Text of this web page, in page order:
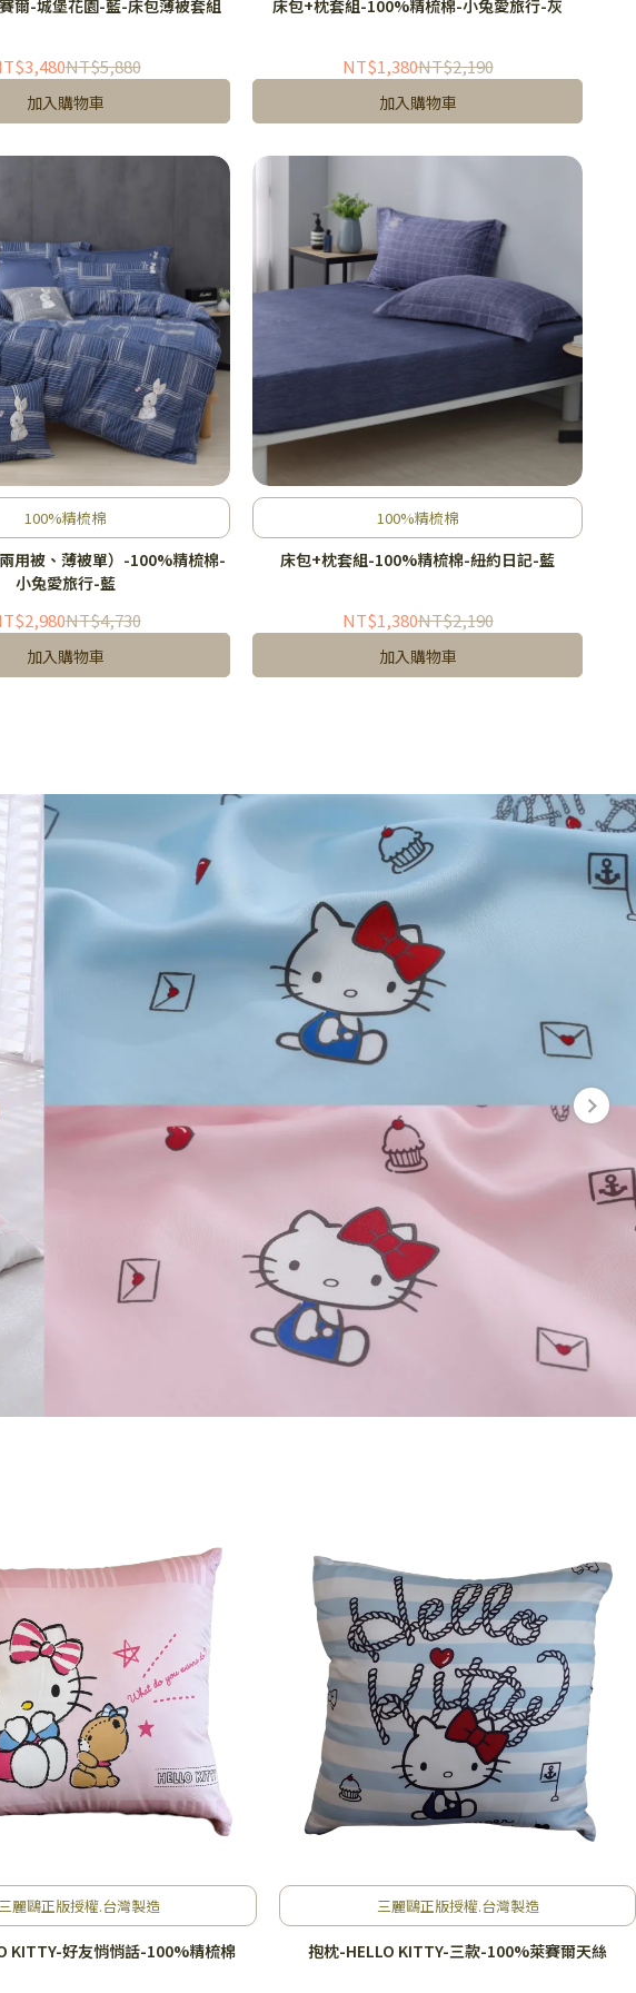
爾-城堡花園-藍-床包薄被套組
NT$5,880
加入購物車
床包+枕套組-100%精梳棉-小兔愛旅行-灰
NT$1,380NT$2,190
加入購物車
100%精梳棉
用被、薄被單）-100%精梳棉-
小兔愛旅行-藍
NT$4,730
加入購物車
100%精梳棉
床包+枕套組-100%精梳棉-紐約日記-藍
NT$1,380NT$2,190
加入購物車
麗鷗正版授權.台灣製造
KITTY-好友悄悄話-100%精梳棉
三麗鷗正版授權.台灣製造
抱枕-HELLO KITTY-三款-100%萊賽爾天絲